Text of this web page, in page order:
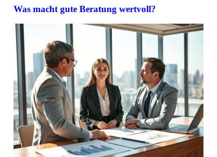
Was macht gute Beratung wertvoll?